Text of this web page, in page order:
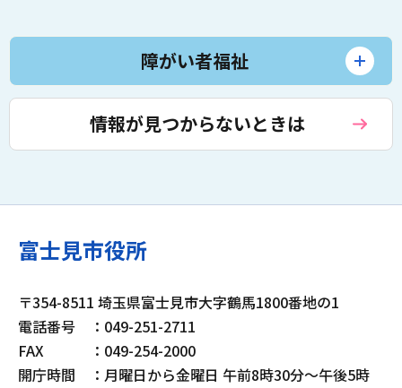
障がい者福祉
情報が見つからないときは
富士見市役所
〒354-8511 埼玉県富士見市大字鶴馬1800番地の1
電話番号
：049-251-2711
FAX
：049-254-2000
開庁時間
：月曜日から金曜日 午前8時30分～午後5時